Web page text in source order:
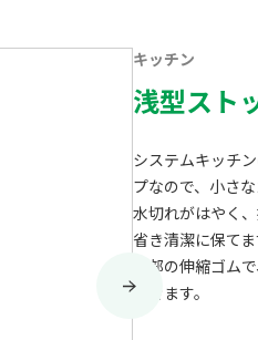
キッチン
浅型スト
システムキッチ
プなので、小さ
水切れがはやく
省き清潔に保てま
首部の伸縮ゴム
できます。